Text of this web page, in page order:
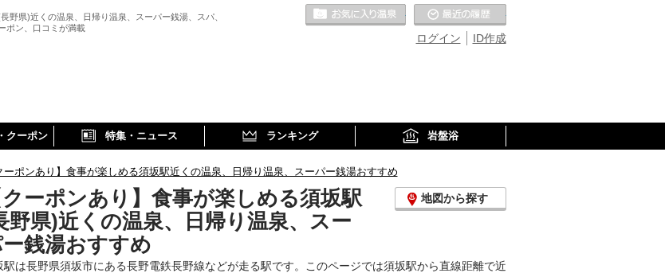
野県)近くの温泉、日帰り温泉、スーパー銭湯、スパ、
ポン、口コミが満載
ID作成
ログイン
お気に入りの温泉
クーポン 特集・ニュース ランキング 岩盤浴
ーポンあり】食事が楽しめる須坂駅近くの温泉、日帰り温泉、スーパー銭湯おすすめ
クーポンあり】食事が楽しめる須坂駅
野県)近くの温泉、日帰り温泉、スー
銭湯おすすめ
地図から探す
駅は長野県須坂市にある長野電鉄長野線などが走る駅です。このページでは須坂駅から直線距離で近